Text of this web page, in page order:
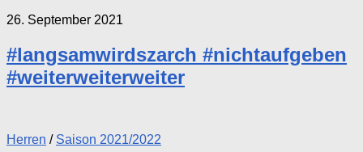
26. September 2021
#langsamwirdszarch #nichtaufgeben
#weiterweiterweiter
Herren / Saison 2021/2022